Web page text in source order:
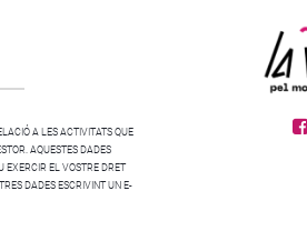
A LES ACTIVITATS QUE
AQUESTES DADES
EXERCIR EL VOSTRE DRET
DADES ESCRIVINT UN E-